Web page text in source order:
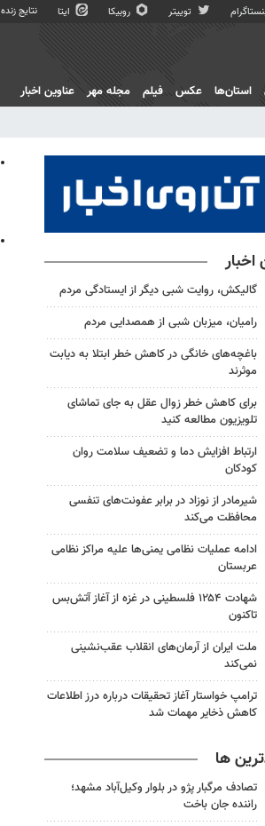
توییتر روبیکا ایتا نتایج زنده
استان‌ها عکس فیلم مجله مهر عناوین اخبار
اخبار
گالیکش، روایت شبی دیگر از ایستادگی مردم
رامیان، میزبان شبی از همصدایی مردم
باغچه‌های خانگی در کاهش خطر ابتلا به دیابت
موثرند
برای کاهش خطر زوال عقل به جای تماشای
تلویزیون مطالعه کنید
ارتباط افزایش دما و تضعیف سلامت روان
کودکان
شیرمادر از نوزاد در برابر عفونت‌های تنفسی
محافظت می‌کند
ادامه عملیات نظامی یمنی‌ها علیه مراکز نظامی
عربستان
شهادت ۱۲۵۴ فلسطینی در غزه از آغاز آتش‌بس
تاکنون
ملت ایران از آرمان‌های انقلاب عقب‌نشینی
نمی‌کند
ترامپ خواستار آغاز تحقیقات درباره درز اطلاعات
کاهش ذخایر مهمات شد
ها
تصادف مرگبار پژو در بلوار وکیل‌آباد مشهد؛
راننده جان باخت